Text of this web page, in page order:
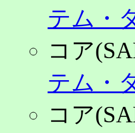
テム・
コア
テム・
コア